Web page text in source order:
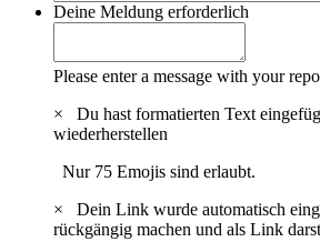
Deine Meldung erforderlich
Please enter a message with your
×
Du hast formatierten Text
wiederherstellen
Nur 75 Emojis sind erlaubt.
×
Dein Link wurde automatisch
rückgängig machen und als Link